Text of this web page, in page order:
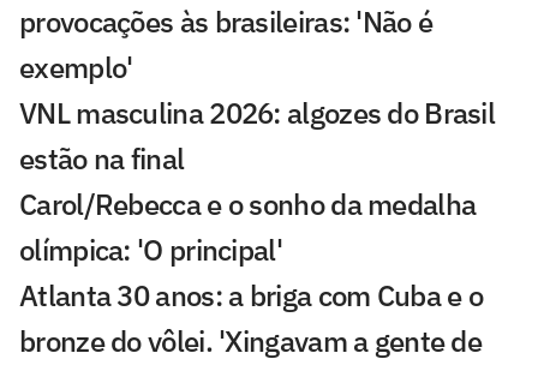
provocações às brasileiras: 'Não é
exemplo'
VNL masculina 2026: algozes do Brasil
estão na final
Carol/Rebecca e o sonho da medalha
olímpica: 'O principal'
Atlanta 30 anos: a briga com Cuba e o
bronze do vôlei. 'Xingavam a gente de